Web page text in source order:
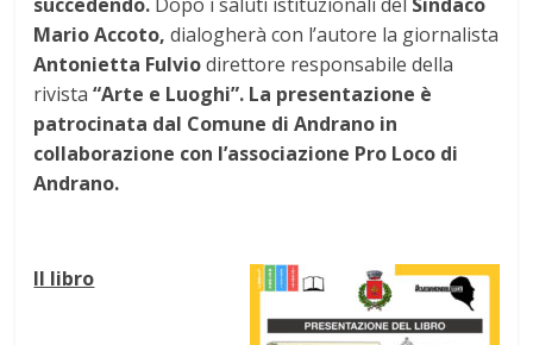
Mario Accoto,dialogherà con l’autore la giornalista
Antonietta Fulviodirettore responsabile della
rivista “Arte e Luoghi”. La presentazione è
patrocinata dal Comune di Andrano in
collaborazione con l’associazione Pro Loco di
Andrano.
Il libro